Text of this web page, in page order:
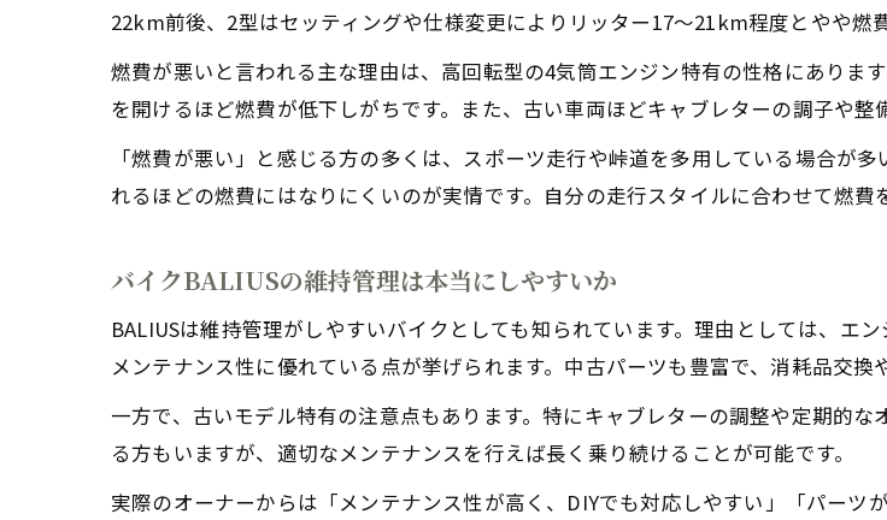
22km前後、2型はセッティングや仕様変更によりリッター17〜21km程度とやや燃
燃費が悪いと言われる主な理由は、高回転型の4気筒エンジン特有の性格にありま
を開けるほど燃費が低下しがちです。また、古い車両ほどキャブレターの調子や整
「燃費が悪い」と感じる方の多くは、スポーツ走行や峠道を多用している場合が
れるほどの燃費にはなりにくいのが実情です。自分の走行スタイルに合わせて燃費
バイクBALIUSの維持管理は本当にしやすいか
BALIUSは維持管理がしやすいバイクとしても知られています。理由としては、エ
メンテナンス性に優れている点が挙げられます。中古パーツも豊富で、消耗品交換
一方で、古いモデル特有の注意点もあります。特にキャブレターの調整や定期的
る方もいますが、適切なメンテナンスを行えば長く乗り続けることが可能です。
実際のオーナーからは「メンテナンス性が高く、DIYでも対応しやすい」「パー